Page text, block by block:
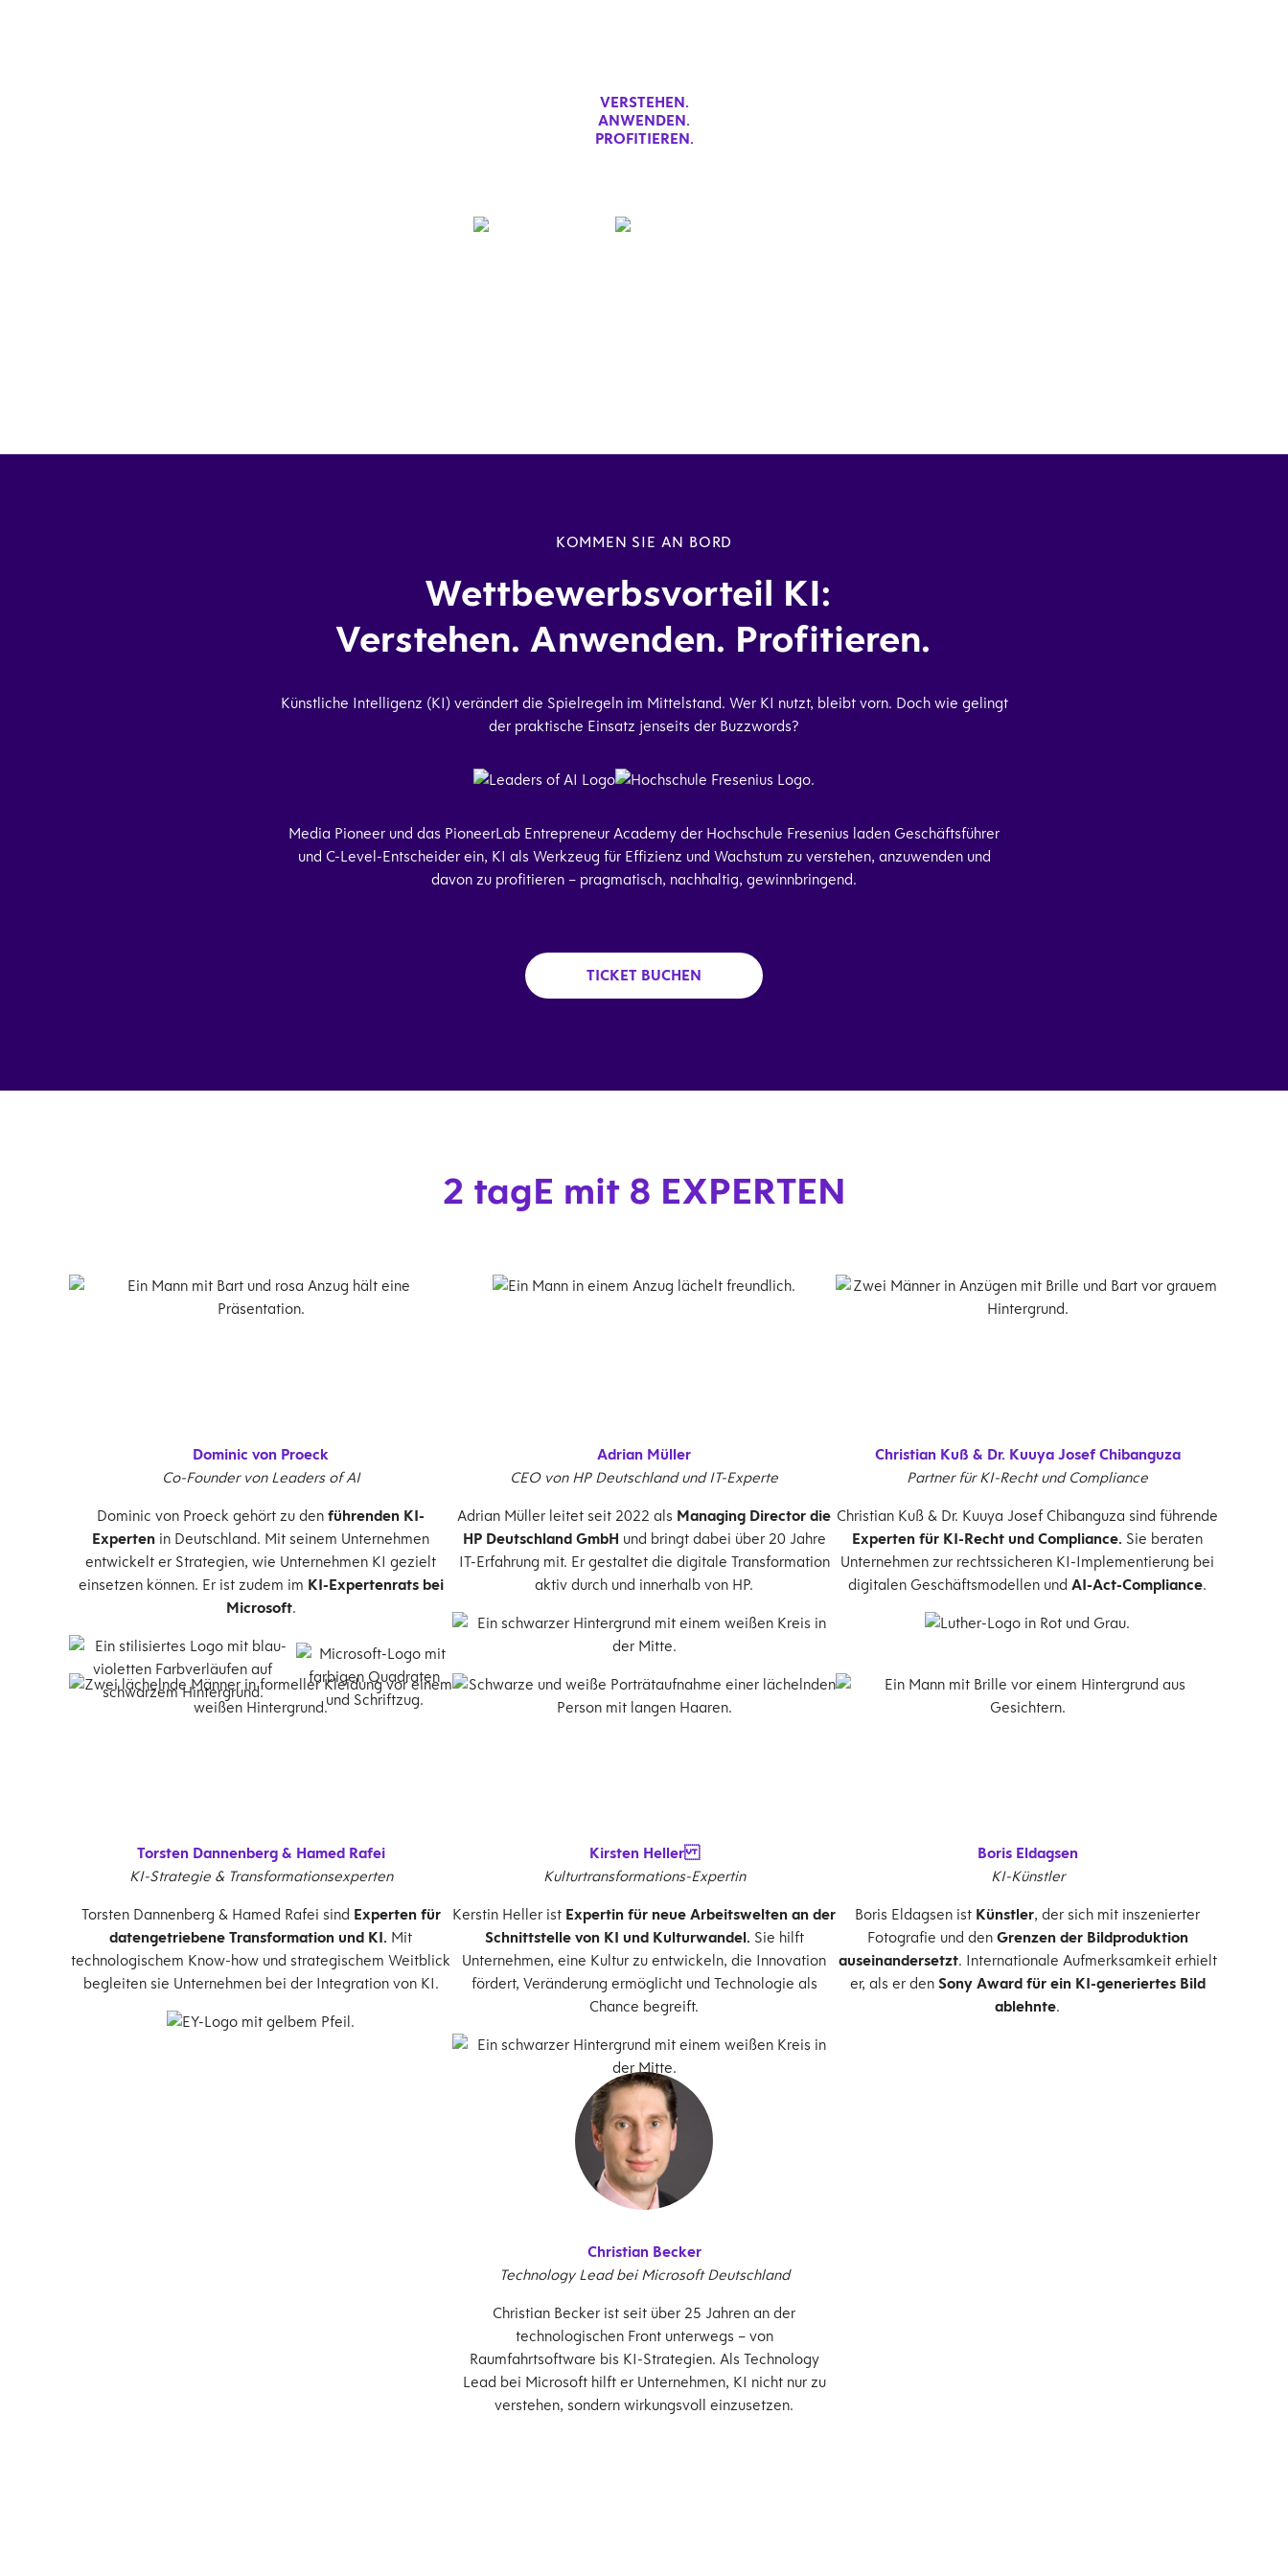
VERSTEHEN.
ANWENDEN.
PROFITIEREN.
KOMMEN SIE AN BORD
Wettbewerbsvorteil KI:
Verstehen. Anwenden. Profitieren.
Künstliche Intelligenz (KI) verändert die Spielregeln im Mittelstand. Wer KI nutzt, bleibt vorn. Doch wie gelingt
der praktische Einsatz jenseits der Buzzwords?
Media Pioneer und das PioneerLab Entrepreneur Academy der Hochschule Fresenius laden Geschäftsführer
und C-Level-Entscheider ein, KI als Werkzeug für Effizienz und Wachstum zu verstehen, anzuwenden und
davon zu profitieren – pragmatisch, nachhaltig, gewinnbringend.
TICKET BUCHEN
2 tagE mit 8 EXPERTEN
Dominic von Proeck
Co-Founder von Leaders of AI
Dominic von Proeck gehört zu den führenden KI-
Experten in Deutschland. Mit seinem Unternehmen
entwickelt er Strategien, wie Unternehmen KI gezielt
einsetzen können. Er ist zudem im KI-Expertenrats bei
Microsoft.
Adrian Müller
CEO von HP Deutschland und IT-Experte
Adrian Müller leitet seit 2022 als Managing Director die
HP Deutschland GmbH und bringt dabei über 20 Jahre
IT-Erfahrung mit. Er gestaltet die digitale Transformation
aktiv durch und innerhalb von HP.
Christian Kuß & Dr. Kuuya Josef Chibanguza
Partner für KI-Recht und Compliance
Christian Kuß & Dr. Kuuya Josef Chibanguza sind führende
Experten für KI-Recht und Compliance. Sie beraten
Unternehmen zur rechtssicheren KI-Implementierung bei
digitalen Geschäftsmodellen und AI-Act-Compliance.
Torsten Dannenberg & Hamed Rafei
KI-Strategie & Transformationsexperten
Torsten Dannenberg & Hamed Rafei sind Experten für
datengetriebene Transformation und KI. Mit
technologischem Know-how und strategischem Weitblick
begleiten sie Unternehmen bei der Integration von KI.
Kirsten Heller
Kulturtransformations-Expertin
Kerstin Heller ist Expertin für neue Arbeitswelten an der
Schnittstelle von KI und Kulturwandel. Sie hilft
Unternehmen, eine Kultur zu entwickeln, die Innovation
fördert, Veränderung ermöglicht und Technologie als
Chance begreift.
Boris Eldagsen
KI-Künstler
Boris Eldagsen ist Künstler, der sich mit inszenierter
Fotografie und den Grenzen der Bildproduktion
auseinandersetzt. Internationale Aufmerksamkeit erhielt
er, als er den Sony Award für ein KI-generiertes Bild
ablehnte.
Christian Becker
Technology Lead bei Microsoft Deutschland
Christian Becker ist seit über 25 Jahren an der
technologischen Front unterwegs – von
Raumfahrtsoftware bis KI-Strategien. Als Technology
Lead bei Microsoft hilft er Unternehmen, KI nicht nur zu
verstehen, sondern wirkungsvoll einzusetzen.